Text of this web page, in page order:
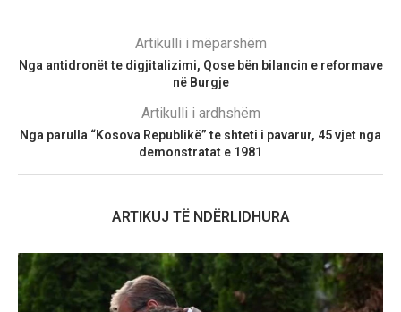
Artikulli i mëparshëm
Nga antidronët te digjitalizimi, Qose bën bilancin e reformave
në Burgje
Artikulli i ardhshëm
Nga parulla “Kosova Republikë” te shteti i pavarur, 45 vjet nga
demonstratat e 1981
ARTIKUJ TË NDËRLIDHURA